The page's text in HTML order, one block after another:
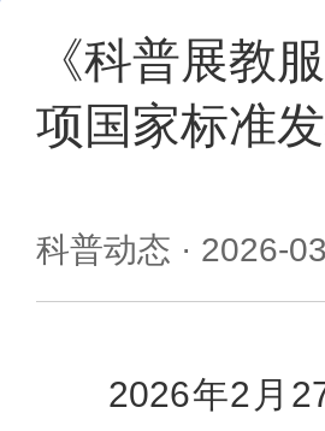
《科普展教
项国家标准
科普动态 · 2026-
2026年2月